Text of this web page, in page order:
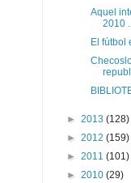
Aquel
2010
El fútbol
► 2013 (128)
► 2012 (159)
► 2011 (101)
► 2010 (29)